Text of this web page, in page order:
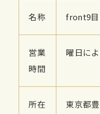
名称 front9目
営業
時間
曜日に
所在
東京都